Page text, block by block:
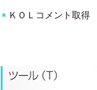
ＫＯＬコメント取得